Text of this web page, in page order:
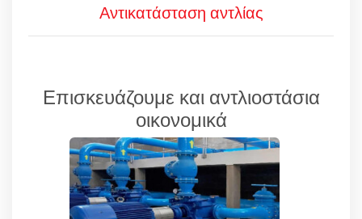
Αντικατάσταση αντλίας
Επισκευάζουμε και αντλιοστάσια
οικονομικά